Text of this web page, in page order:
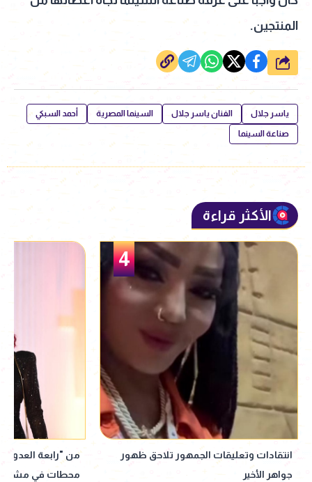
المنتجين.
شارك
ياسر جلال الفنان ياسر جلال السينما المصرية أحمد السبكي
صناعة السينما
الأكثر قراءة
5
من "رابعة العدوية" إلى العودة لماسبيرو..
محطات في مشوار نبيلة عبيد
نبيلة عبيد تعود
إذاعي جديد مأخوذ